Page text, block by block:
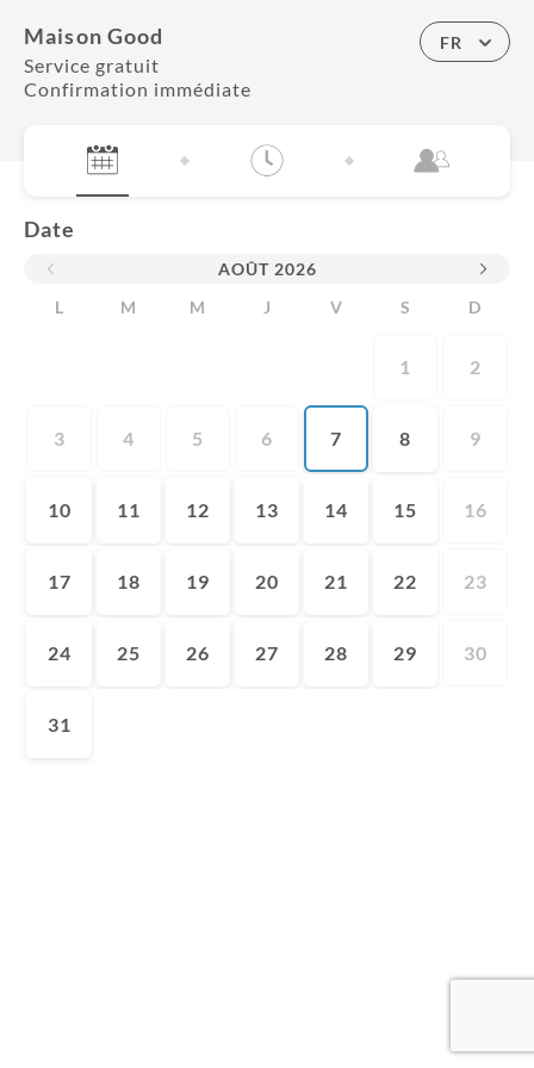
Maison Good
Service gratuit
Confirmation immédiate
FR
Date
AOÛT 2026
L
M M J V S D
1 2
3 4 5 6 7 8 9
10 11 12 13 14 15 16
17 18 19 20 21 22 23
24 25 26 27 28 29 30
31